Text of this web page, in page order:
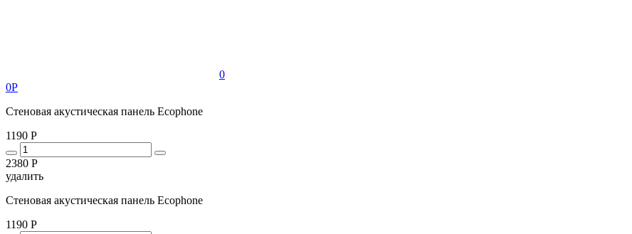
0
0Р
Стеновая акустическая панель Ecophone
1190 Р
2380 Р
удалить
Стеновая акустическая панель Ecophone
1190 Р